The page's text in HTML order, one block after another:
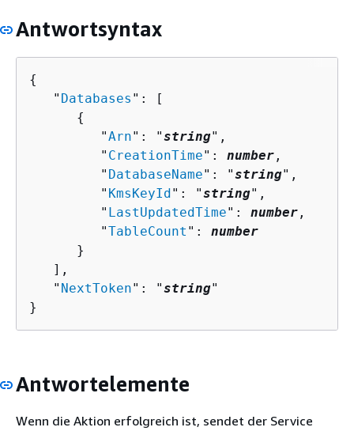
Antwortsyntax
{
   "
Databases ": [
{
         "
Arn": "string",
         "
CreationTime": number ,
         "
DatabaseName": "string",
         "
KmsKeyId": "string",
         "
LastUpdatedTime": number ,
         "
TableCount ": number
      }
   ],
   "
NextToken": "string"
}
Antwortelemente
Wenn die Aktion erfolgreich ist, sendet der Service